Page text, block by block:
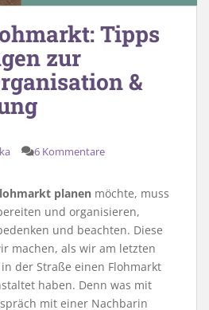
Tipps
zur
&
6 Kommentare
planen möchte, muss
und organisieren,
und beachten. Diese
machen, als wir am letzten
der Straße einen Flohmarkt
haben. Denn was mit
mit einer Nachbarin